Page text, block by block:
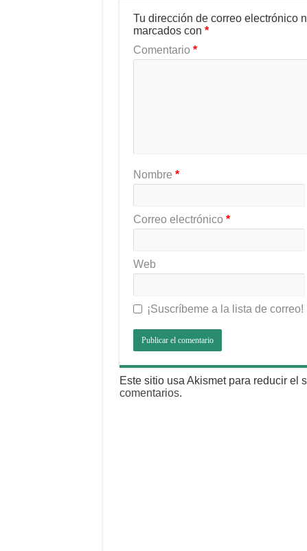
Tu dirección de correo electrónico
marcados con *
Comentario *
Nombre *
Correo electrónico *
Web
¡Suscríbeme a la lista de correo!
Este sitio usa Akismet para reducir el
comentarios.